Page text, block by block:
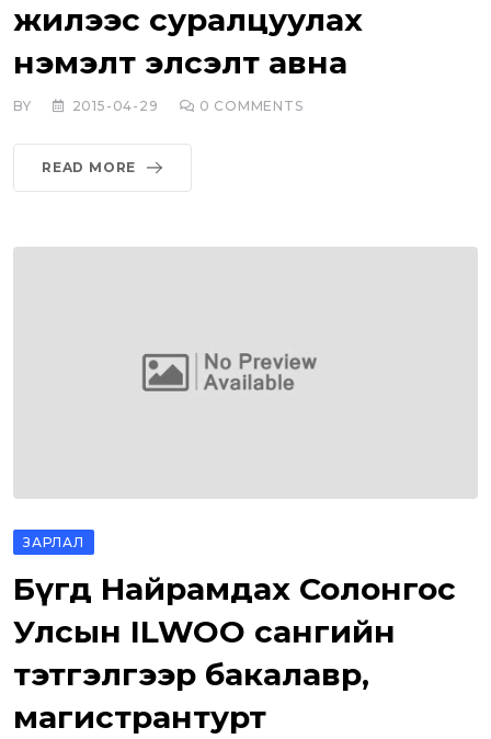
жилээс суралцуулах
нэмэлт элсэлт авна
BY 2015-04-29 0 COMMENTS
READ MORE
ЗАРЛАЛ
Бүгд Найрамдах Солонгос
Улсын ILWOO сангийн
тэтгэлгээр бакалавр,
магистрантурт